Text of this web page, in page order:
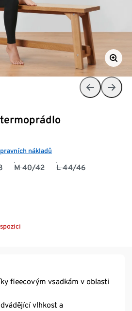
nákladů
M 40/42 L 44/46
fleecovým vsadkám v oblasti
vlhkost a